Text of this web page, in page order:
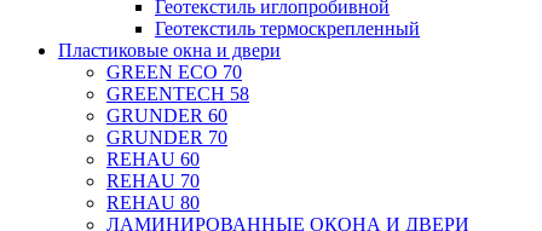
Геотекстиль иглопробивной
Геотекстиль термоскрепленный
Пластиковые окна и двери
GREEN ECO 70
GREENTECH 58
GRUNDER 60
GRUNDER 70
REHAU 60
REHAU 70
REHAU 80
ЛАМИНИРОВАННЫЕ ОКОНА И ДВЕРИ